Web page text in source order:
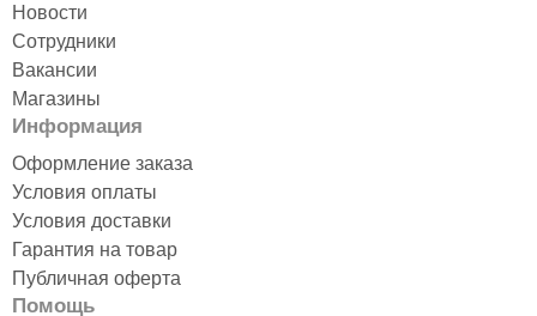
Новости
Сотрудники
Вакансии
Магазины
Информация
Оформление заказа
Условия оплаты
Условия доставки
Гарантия на товар
Публичная оферта
Помощь